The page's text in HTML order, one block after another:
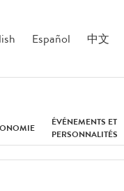
Español 中文
ÉVÉNEMENTS ET
PERSONNALITÉS